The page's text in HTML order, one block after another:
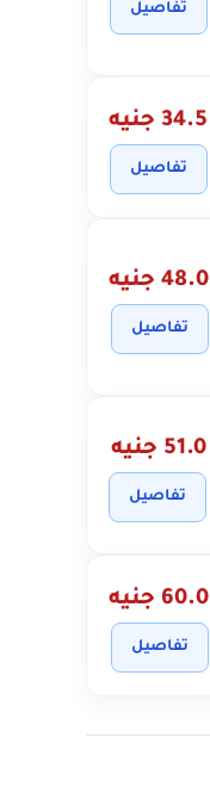
تفاصيل
34.5 جنيه
تفاصيل
48.0 جنيه
تفاصيل
51.0 جنيه
تفاصيل
60.0 جنيه
تفاصيل